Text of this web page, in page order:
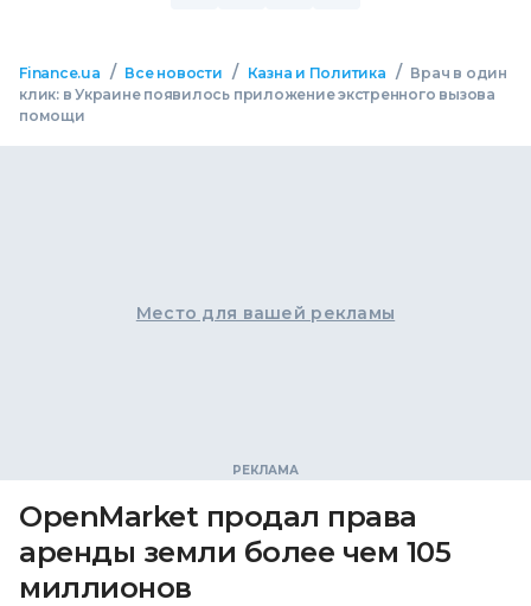
Finance.ua / Все новости / Казна и Политика / Врач в один
клик: в Украине появилось приложение экстренного вызова
помощи
Место для вашей рекламы
OpenMarket продал права
аренды земли более чем 105
миллионов